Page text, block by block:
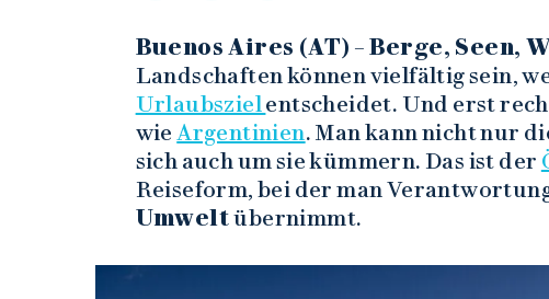
Buenos Aires (AT) – Berge, Seen,
Landschaften können vielfältig sein,
Urlaubszielentscheidet. Und erst
wieArgentinien. Man kann nicht nur
sich auch um sie kümmern. Das ist der
Reiseform, bei der man
Umweltübernimmt.